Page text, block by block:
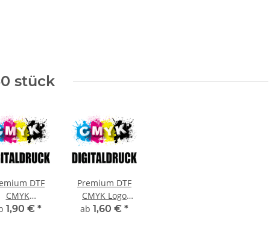
stück
DTF
CMYK
1,90 € *
Premium DTF
CMYK Logo
Digitaldruck bis
ab 1,60 € *